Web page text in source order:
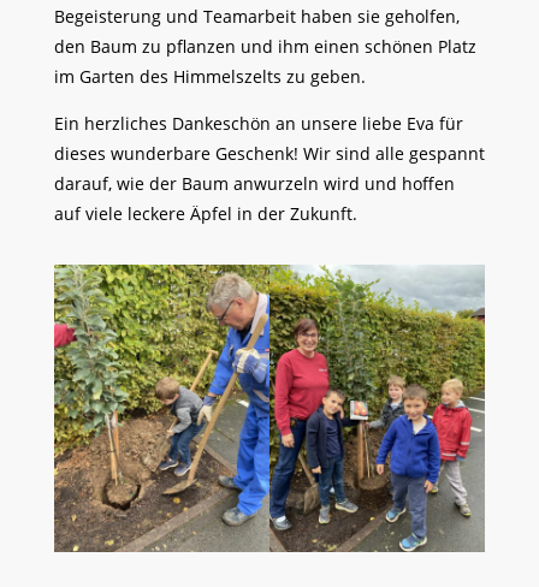
Begeisterung und Teamarbeit haben sie geholfen,
den Baum zu pflanzen und ihm einen schönen Platz
im Garten des Himmelszelts zu geben.
Ein herzliches Dankeschön an unsere liebe Eva für
dieses wunderbare Geschenk! Wir sind alle gespannt
darauf, wie der Baum anwurzeln wird und hoffen
auf viele leckere Äpfel in der Zukunft.